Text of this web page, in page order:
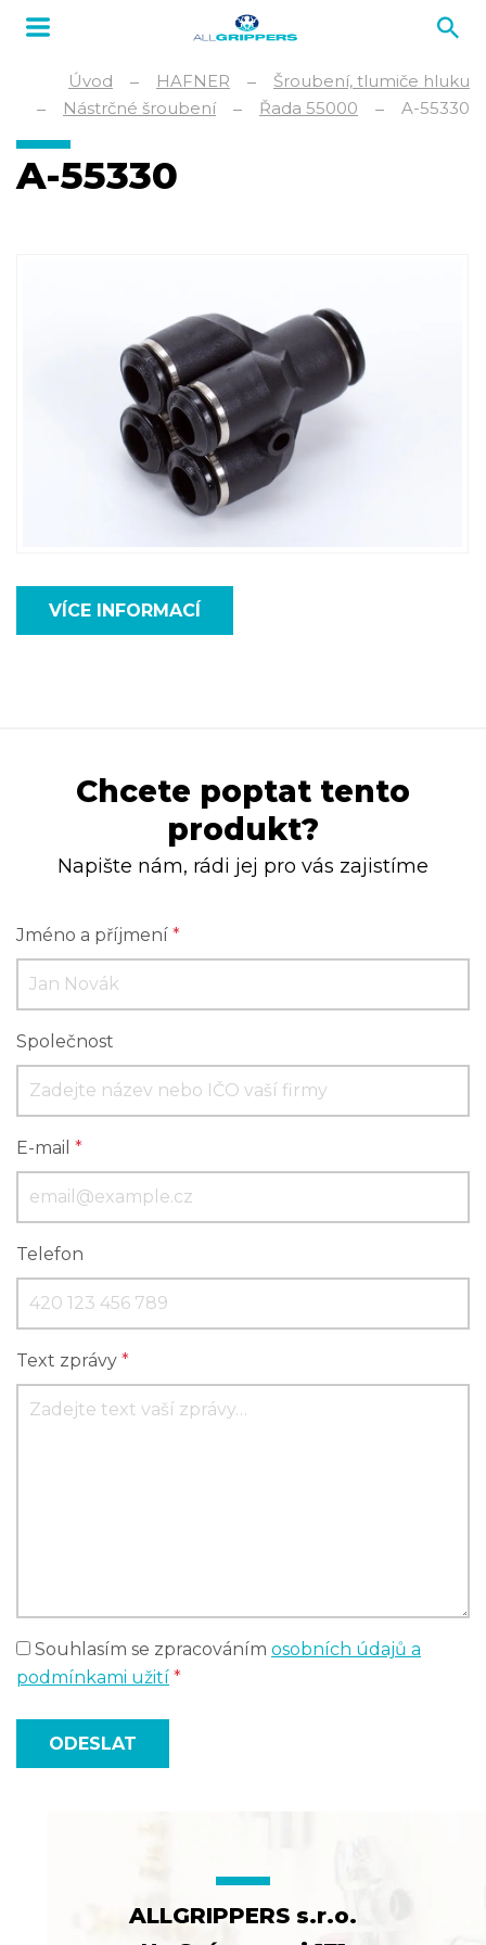
Úvod HAFNER
Šroubení, tlumiče hluku
Nástrčné šroubení
Řada 55000 A-55330
A-55330
VÍCE INFORMACÍ
Chcete poptat tento
produkt?
Napište nám, rádi jej pro vás zajistíme
Jméno a příjmení *
Společnost
E-mail *
Telefon
Text zprávy *
Souhlasím se zpracováním osobních údajů a
podmínkami užití *
ODESLAT
ALLGRIPPERS s.r.o.